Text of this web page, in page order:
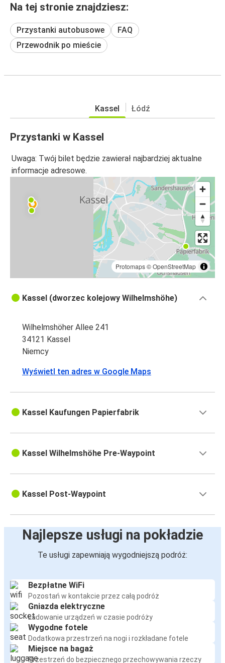
Na tej stronie znajdziesz:
Przystanki autobusowe
FAQ
Przewodnik po mieście
Kassel Łódź
Przystanki w Kassel
Uwaga: Twój bilet będzie zawierał najbardziej aktualne
informacje adresowe.
Protomaps©OpenStreetMap
Kassel (dworzec kolejowy Wilhelmshöhe)
Wilhelmshöher Allee 241
34121 Kassel
Niemcy
Wyświetl ten adres w Google Maps
Kassel Kaufungen Papierfabrik
Kassel Wilhelmshöhe Pre-Waypoint
Kassel Post-Waypoint
Najlepsze usługi na pokładzie
Te usługi zapewniają wygodniejszą podróż:
Bezpłatne WiFi
Pozostań w kontakcie przez całą podróż
Gniazda elektryczne
Ładowanie urządzeń w czasie podróży
Wygodne fotele
Dodatkowa przestrzeń na nogi i rozkładane fotele
Miejsce na bagaż
Przestrzeń do bezpiecznego przechowywania rzeczy